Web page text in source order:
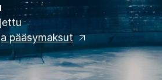
pääsymaksut